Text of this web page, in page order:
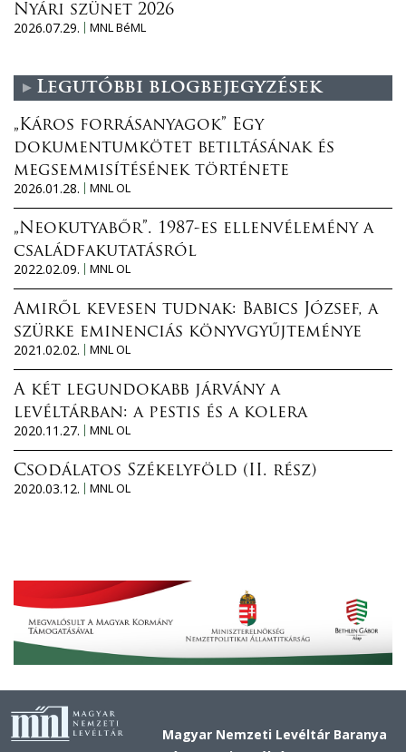
Nyári szünet 2026
2026.07.29.
MNL BéML
Legutóbbi blogbejegyzések
„Káros forrásanyagok” Egy
dokumentumkötet betiltásának és
megsemmisítésének története
2026.01.28.
MNL OL
„Neokutyabőr”. 1987-es ellenvélemény a
családfakutatásról
2022.02.09.
MNL OL
Amiről kevesen tudnak: Babics József, a
szürke eminenciás könyvgyűjteménye
2021.02.02.
MNL OL
A két legundokabb járvány a
levéltárban: a pestis és a kolera
2020.11.27.
MNL OL
Csodálatos Székelyföld (II. rész)
2020.03.12.
MNL OL
Magyar Nemzeti Levéltár Baranya